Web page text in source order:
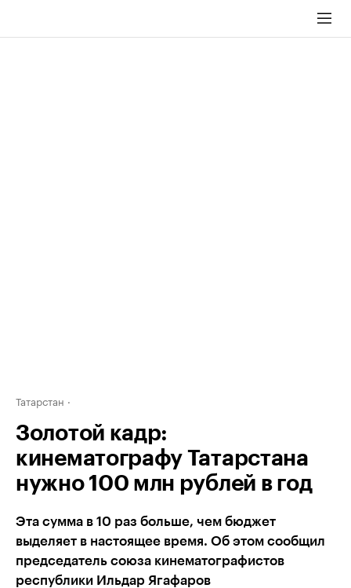
Татарстан
Золотой кадр:
кинематографу Татарстана
нужно 100 млн рублей в год
Эта сумма в 10 раз больше, чем бюджет
выделяет в настоящее время. Об этом сообщил
председатель союза кинематографистов
республики Ильдар Ягафаров